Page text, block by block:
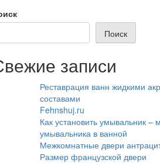
Поиск
записи
Реставрация ванн жидкими
составами
Fehnshuj.ru
Как установить умывальник –
умывальника в ванной
Межкомнатные двери
Размер французской двери